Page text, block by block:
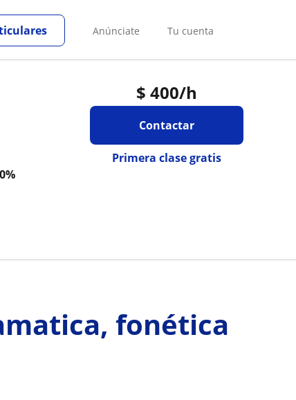
Anúnciate Tu cuenta
$ 400/h
Contactar
Primera clase gratis
fonética